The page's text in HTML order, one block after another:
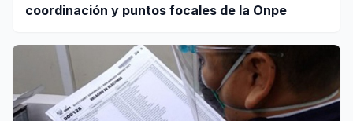
coordinación y puntos focales de la Onpe